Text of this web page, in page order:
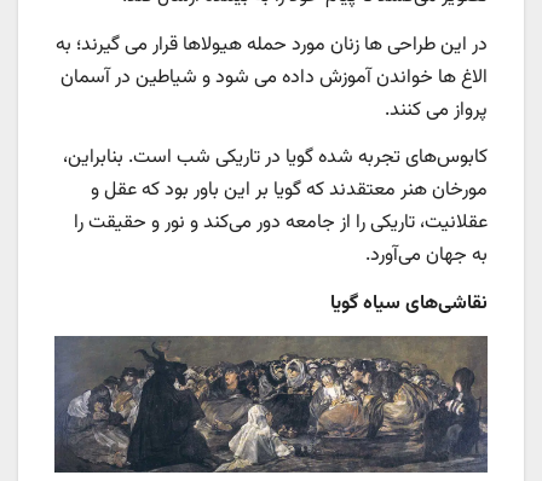
در این طراحی ها زنان مورد حمله هیولاها قرار می گیرند؛ به
الاغ ها خواندن آموزش داده می شود و شیاطین در آسمان
پرواز می کنند.
کابوس‌های تجربه شده گویا در تاریکی شب است. بنابراین،
مورخان هنر معتقدند که گویا بر این باور بود که عقل و
عقلانیت، تاریکی را از جامعه دور می‌کند و نور و حقیقت را
به جهان می‌آورد.
نقاشی‌های سیاه گویا